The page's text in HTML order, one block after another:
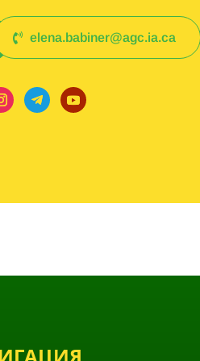
elena.babiner@agc.ia.ca